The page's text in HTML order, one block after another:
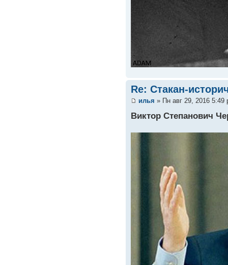
Re: Стакан-
илья » Пн авг 29, 2016 5:49
Виктор Степанович